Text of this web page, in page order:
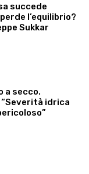
succede
l’equilibrio?
Sukkar
a secco.
idrica